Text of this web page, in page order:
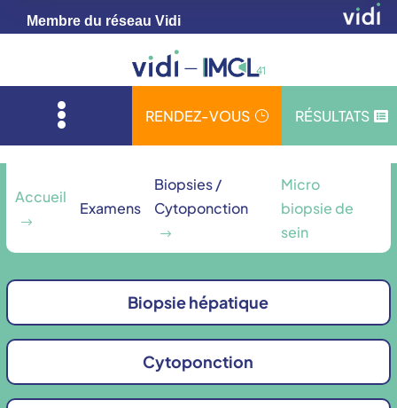
Membre du réseau Vidi
 RENDEZ-VOUS } RÉSULTATS 
Accueil
$
Examens
Biopsies /
Cytoponction
$
Micro
biopsie de
sein
Biopsie hépatique
Cytoponction